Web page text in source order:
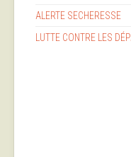
ALERTE SECHERESSE
LUTTE CONTRE LES